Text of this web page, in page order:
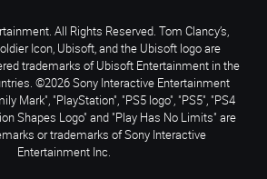
All Rights Reserved. Tom Clancy’s,
Icon, Ubisoft, and the Ubisoft logo are
trademarks of Ubisoft Entertainment in the
©2026 Sony Interactive Entertainment
Mark", "PlayStation", "PS5 logo", "PS5", "PS4
Shapes Logo" and "Play Has No Limits" are
or trademarks of Sony Interactive
Entertainment Inc.